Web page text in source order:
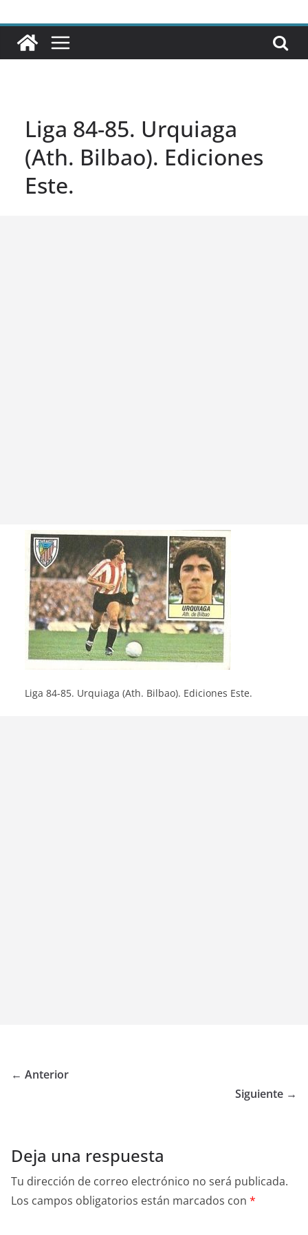
Liga 84-85. Urquiaga
(Ath. Bilbao). Ediciones
Este.
Liga 84-85. Urquiaga (Ath. Bilbao). Ediciones Este.
← Anterior
Siguiente →
Deja una respuesta
Tu dirección de correo electrónico no será publicada.
Los campos obligatorios están marcados con *